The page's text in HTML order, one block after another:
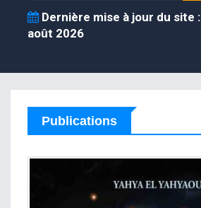
Dernière mise à jour du site :
août 2026
Publications